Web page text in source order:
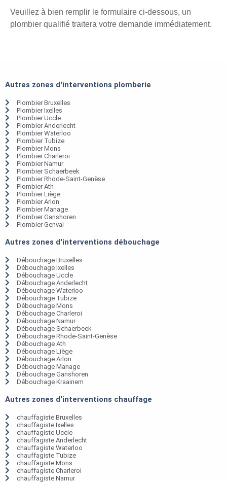
Veuillez à bien remplir le formulaire ci-dessous, un
plombier qualifié traitera votre demande immédiatement.
Autres zones d'interventions plomberie
Plombier Bruxelles
Plombier Ixelles
Plombier Uccle
Plombier Anderlecht
Plombier Waterloo
Plombier Tubize
Plombier Mons
Plombier Charleroi
Plombier Namur
Plombier Schaerbeek
Plombier Rhode-Saint-Genèse
Plombier Ath
Plombier Liège
Plombier Arlon
Plombier Manage
Plombier Ganshoren
Plombier Genval
Autres zones d'interventions débouchage
Débouchage Bruxelles
Débouchage Ixelles
Débouchage Uccle
Débouchage Anderlecht
Débouchage Waterloo
Débouchage Tubize
Débouchage Mons
Débouchage Charleroi
Débouchage Namur
Débouchage Schaerbeek
Débouchage Rhode-Saint-Genèse
Débouchage Ath
Débouchage Liège
Débouchage Arlon
Débouchage Manage
Débouchage Ganshoren
Débouchage Kraainem
Autres zones d'interventions chauffage
chauffagiste Bruxelles
chauffagiste Ixelles
chauffagiste Uccle
chauffagiste Anderlecht
chauffagiste Waterloo
chauffagiste Tubize
chauffagiste Mons
chauffagiste Charleroi
chauffagiste Namur